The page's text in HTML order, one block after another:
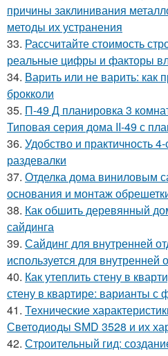
причины заклинивания
методы их устранения
33. Рассчитайте стоимость
реальные цифры и факторы
34. Варить или не варить: как
брокколи
35. П-49 Д планировка 3
Типовая серия дома II-49 с
36. Удобство и практичность
раздевалки
37. Отделка дома виниловым
основания и монтаж
38. Как обшить деревянный
сайдинга
39. Сайдинг для внутренней
используется для
40. Как утеплить стену в
стену в квартире: варианты с
41. Технические
Светодиоды SMD 3528 и их
42. Строительный гид: